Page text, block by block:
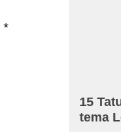
*
15
tema